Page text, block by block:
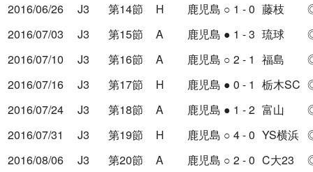
2016/06/26
J3 第14節 H 鹿児島 ○ 1 - 0 藤枝
2016/07/03
J3 第15節 A 鹿児島 ● 1 - 3 琉球
2016/07/10
J3 第16節 A 鹿児島 ○ 2 - 1 福島
2016/07/16
J3 第17節 H 鹿児島 ● 0 - 1 栃木SC
2016/07/24
J3 第18節 A 鹿児島 ● 1 - 2 富山
2016/07/31
J3 第19節 H 鹿児島 ○ 4 - 0 YS横浜
2016/08/06
J3 第20節 A 鹿児島 ○ 2 - 0 C大23